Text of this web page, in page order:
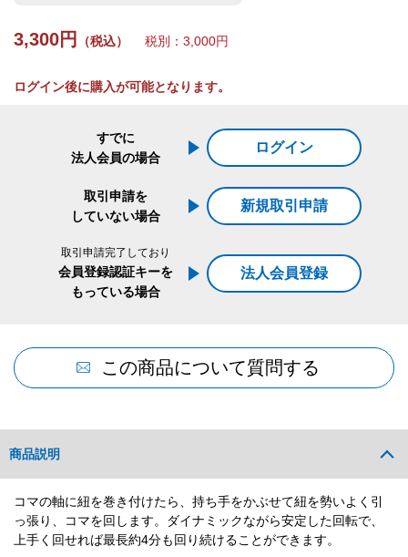
3,300円 （税込） 税別：3,000円
ログイン後に購入が可能となります。
すでに
法人会員の場合
ログイン
取引申請を
していない場合
新規取引申請
取引申請完了しており
会員登録認証キーを
もっている場合
法人会員登録
この商品について質問する
商品説明
コマの軸に紐を巻き付けたら、持ち手をかぶせて紐を勢いよく引
っ張り、コマを回します。ダイナミックながら安定した回転で、
上手く回せれば最長約4分も回り続けることができます。